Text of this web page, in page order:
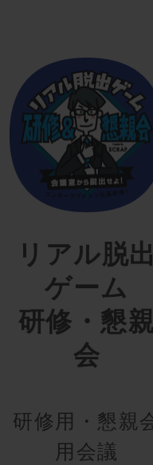
リアル脱
ゲーム
研修・懇
会
研修用・懇親
用会議